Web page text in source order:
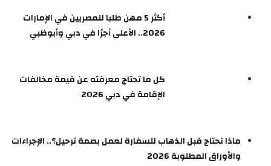
أكثر 5 مهن طلبا للمصريين في الإمارات
2026.. الأعلى أجرًا في دبي وأبوظبي
كل ما تحتاج معرفته عن قيمة مخالفات
الإقامة في دبي 2026
ماذا تحتاج قبل الذهاب للسفارة لعمل بصمة ترحيل؟.. الإجراءات
والأوراق المطلوبة 2026